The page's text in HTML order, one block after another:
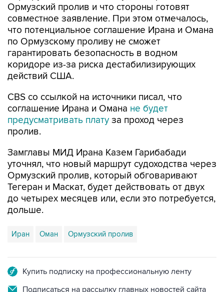
Ормузский пролив и что стороны готовят
совместное заявление. При этом отмечалось,
что потенциальное соглашение Ирана и Омана
по Ормузскому проливу не сможет
гарантировать безопасность в водном
коридоре из-за риска дестабилизирующих
действий США.
CBS со ссылкой на источники писал, что
соглашение Ирана и Омана не будет
предусматривать плату за проход через
пролив.
Замглавы МИД Ирана Казем Гарибабади
уточнял, что новый маршрут судоходства через
Ормузский пролив, который обговаривают
Тегеран и Маскат, будет действовать от двух
до четырех месяцев или, если это потребуется,
дольше.
Иран Оман Ормузский пролив
Купить подписку на профессиональную ленту
Подписаться на рассылку главных новостей сайта